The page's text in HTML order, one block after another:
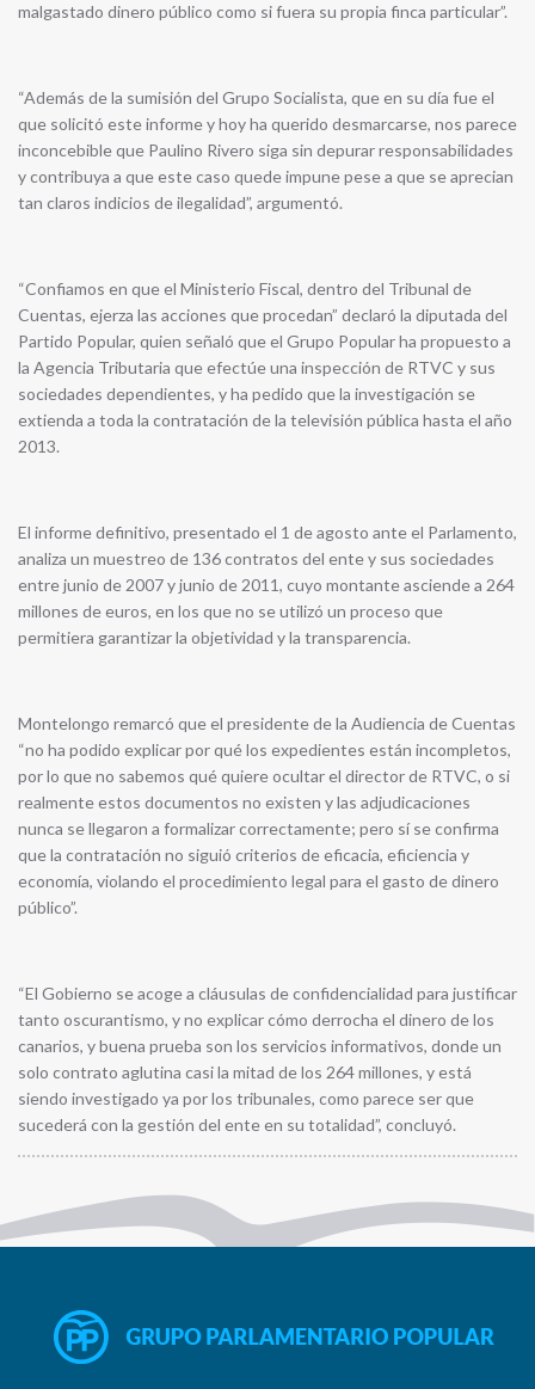
malgastado dinero público como si fuera su propia finca particular”.
“Además de la sumisión del Grupo Socialista, que en su día fue el
que solicitó este informe y hoy ha querido desmarcarse, nos parece
inconcebible que Paulino Rivero siga sin depurar responsabilidades
y contribuya a que este caso quede impune pese a que se aprecian
tan claros indicios de ilegalidad”, argumentó.
“Confiamos en que el Ministerio Fiscal, dentro del Tribunal de
Cuentas, ejerza las acciones que procedan” declaró la diputada del
Partido Popular, quien señaló que el Grupo Popular ha propuesto a
la Agencia Tributaria que efectúe una inspección de RTVC y sus
sociedades dependientes, y ha pedido que la investigación se
extienda a toda la contratación de la televisión pública hasta el año
2013.
El informe definitivo, presentado el 1 de agosto ante el Parlamento,
analiza un muestreo de 136 contratos del ente y sus sociedades
entre junio de 2007 y junio de 2011, cuyo montante asciende a 264
millones de euros, en los que no se utilizó un proceso que
permitiera garantizar la objetividad y la transparencia.
Montelongo remarcó que el presidente de la Audiencia de Cuentas
“no ha podido explicar por qué los expedientes están incompletos,
por lo que no sabemos qué quiere ocultar el director de RTVC, o si
realmente estos documentos no existen y las adjudicaciones
nunca se llegaron a formalizar correctamente; pero sí se confirma
que la contratación no siguió criterios de eficacia, eficiencia y
economía, violando el procedimiento legal para el gasto de dinero
público”.
“El Gobierno se acoge a cláusulas de confidencialidad para justificar
tanto oscurantismo, y no explicar cómo derrocha el dinero de los
canarios, y buena prueba son los servicios informativos, donde un
solo contrato aglutina casi la mitad de los 264 millones, y está
siendo investigado ya por los tribunales, como parece ser que
sucederá con la gestión del ente en su totalidad”, concluyó.